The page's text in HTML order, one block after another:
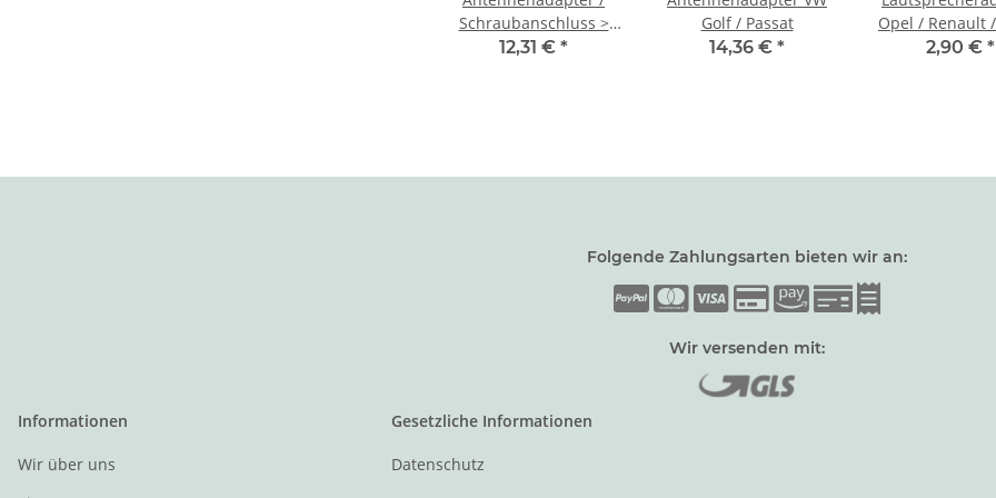
Schraubanschluss >
DIN
12,31 € *
Golf / Passat
14,36 € *
Opel / Renault
VW
2,90 € *
Folgende Zahlungsarten bieten wir an:
Wir versenden mit:
Informationen
Wir über uns
Gesetzliche Informationen
Datenschutz